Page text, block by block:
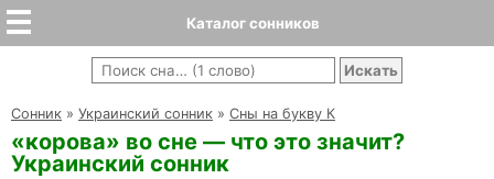
Каталог сонников
Cонник » Украинский сонник » Сны на букву К
«корова» во сне — что это значит?
Украинский сонник